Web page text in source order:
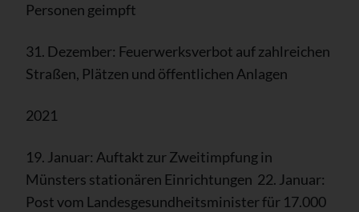
Personen geimpft
31. Dezember: Feuerwerksverbot auf zahlreichen
Straßen, Plätzen und öffentlichen Anlagen
2021
19. Januar: Auftakt zur Zweitimpfung in
Münsters stationären Einrichtungen 22. Januar:
Post vom Landesgesundheitsminister für 17.000